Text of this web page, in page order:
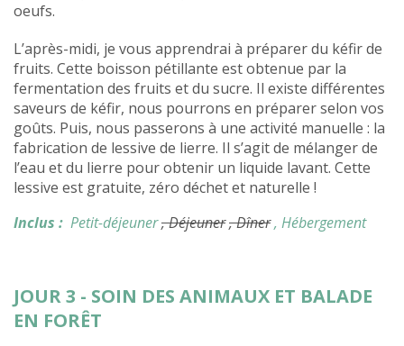
oeufs.
L’après-midi, je vous apprendrai à préparer du kéfir de
fruits. Cette boisson pétillante est obtenue par la
fermentation des fruits et du sucre. Il existe différentes
saveurs de kéfir, nous pourrons en préparer selon vos
goûts. Puis, nous passerons à une activité manuelle : la
fabrication de lessive de lierre. Il s’agit de mélanger de
l’eau et du lierre pour obtenir un liquide lavant. Cette
lessive est gratuite, zéro déchet et naturelle !
Inclus : Petit-déjeuner, Déjeuner, Dîner, Hébergement
JOUR 3 - SOIN DES ANIMAUX ET BALADE
EN FORÊT